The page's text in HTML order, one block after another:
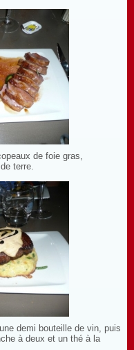
de foie gras,
terre.
demi bouteille de vin, puis
à deux et un thé à la